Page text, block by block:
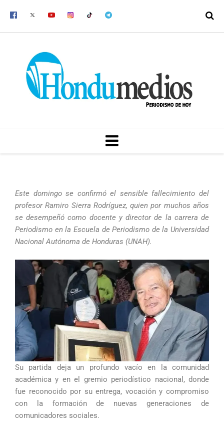
MENU
Este domingo se confirmó el sensible fallecimiento del
profesor Ramiro Sierra Rodríguez, quien por muchos años
se desempeñó como docente y director de la carrera de
Periodismo en la Escuela de Periodismo de la Universidad
Nacional Autónoma de Honduras (UNAH).
Su partida deja un profundo vacío en la comunidad
académica y en el gremio periodístico nacional, donde
fue reconocido por su entrega, vocación y compromiso
con la formación de nuevas generaciones de
comunicadores sociales.